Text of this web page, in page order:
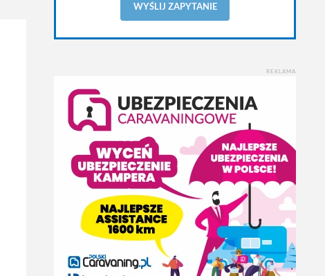
WYŚLIJ ZAPYTANIE
REKLAMA